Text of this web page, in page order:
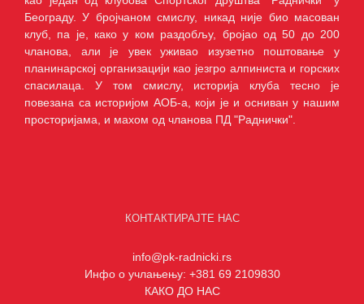
Београду. У бројчаном смислу, никад није био масован
клуб, па је, како у ком раздобљу, бројао од 50 до 200
чланова, али је увек уживао изузетно поштовање у
планинарској организацији као језгро алпиниста и горских
спасилаца. У том смислу, историја клуба тесно је
повезана са историјом АОБ-а, који је и осниван у нашим
просторијама, и махом од чланова ПД "Раднички".
КОНТАКТИРАЈТЕ НАС
info@pk-radnicki.rs
Инфо о учлањењу: +381 69 2109830
КАКО ДО НАС